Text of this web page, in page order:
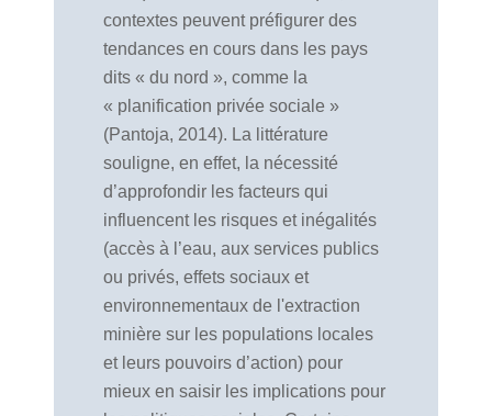
contextes peuvent préfigurer des
tendances en cours dans les pays
dits « du nord », comme la
« planification privée sociale »
(Pantoja, 2014). La littérature
souligne, en effet, la nécessité
d’approfondir les facteurs qui
influencent les risques et inégalités
(accès à l’eau, aux services publics
ou privés, effets sociaux et
environnementaux de l'extraction
minière sur les populations locales
et leurs pouvoirs d’action) pour
mieux en saisir les implications pour